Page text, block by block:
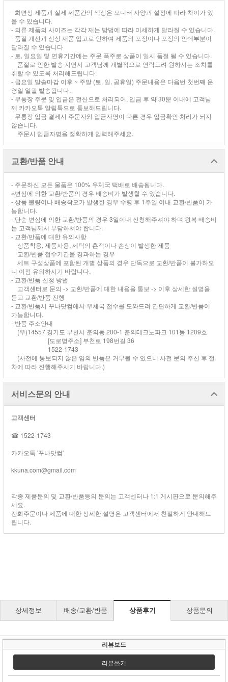
- 화면상 제품과 실제 제품간의 색상은 모니터 사양과 설정에 따라 차이가 있
을 수 있습니다.
- 의류 제품의 사이즈는 각각 재는 방법에 따라 미세하게 달라질 수 있습니다.
- 품질 개선과 신상 재품 입고로 인하여 제품의 포장이나 포장의 인쇄부분이
달라질 수 있습니다
- 토, 일요일 및 연휴기간에는 주문 폭주로 상품이 일시 품절 될 수 있습니다.
품절로 인한 발송 지연시 고객님께 개별적으로 연락드려 원하시는 조치를
취할 수 있도록 처리해드립니다.
- 금요일 발송마감 이후 ~ 주말 (토, 일, 공휴일) 주문내용은 다음번 첫번째 운
영일 일괄 발송됩니다.
- 무통장 주문 및 입금은 전산으로 처리되어, 입금 후 약 30분 이내에 고객님
께 카카오톡 알림톡으로 통보해드립니다.
- 무통장 입금 결제시 주문자와 입금자명이 다른 경우 입금확인 처리가 되지
않습니다.
주문시 입금자명을 정확하게 입력해주세요.
교환/반품 안내
- 주문하신 모든 물품은 100% 우체국 택배로 배송됩니다.
※변심에 의한 교환/반품의 경우 배송비가 발생할 수 있습니다.
- 상품 불량이나 배송착오가 발생한 경우 수령 후 1주일 이내 교환/반품이 가
능합니다.
- 단순 변심에 의한 교환/반품의 경우 3일이내 신청해주셔야 하며 왕복 배송비
는 고객님께서 부담하셔야 합니다.
- 교환/반품에 대한 유의사항
상품착용, 제품사용, 세탁의 흔적이나 손상이 발생한 제품
교환/반품 접수기간을 경과하는 경우
세트 구성상품에 포함된 개별 상품의 경우 단독으로 교환/반품이 불가하오
니 이점 유의하시기 바랍니다.
- 교환/반품 신청 방법
고객센터로 문의 -> 교환/반품에 대한 내용을 통보 -> 이후 상세한 설명을
듣고 교환/반품 진행
- 교환/반품시 꾸나닷컴에서 우체국 접수를 도와드려 간편하게 교환/반품이
가능합니다.
- 반품 주소안내
(우)14557 경기도 부천시 춘의동 200-1 춘의테크노파크 101동 1209호
[도로명주소] 부천로 198번길 36
1522-1743
(사전에 통보되지 않은 임의 반품은 거부될 수 있으니 사전 문의 주신 후 절
차에 따라 진행해주시기 바랍니다.)
서비스문의 안내
고객센터
☎ 1522-1743
카카오톡 '꾸나닷컴'
kkuna.com@gmail.com
각종 제품문의 및 교환/반품등의 문의는 고객센터나 1:1 게시판으로 문의해주
세요.
전화주문이나 제품에 대한 상세한 설명은 고객센터에서 친절하게 안내해드
립니다.
상세정보 배송/교환/반품 상품후기 상품문의
리뷰보드
리뷰쓰기